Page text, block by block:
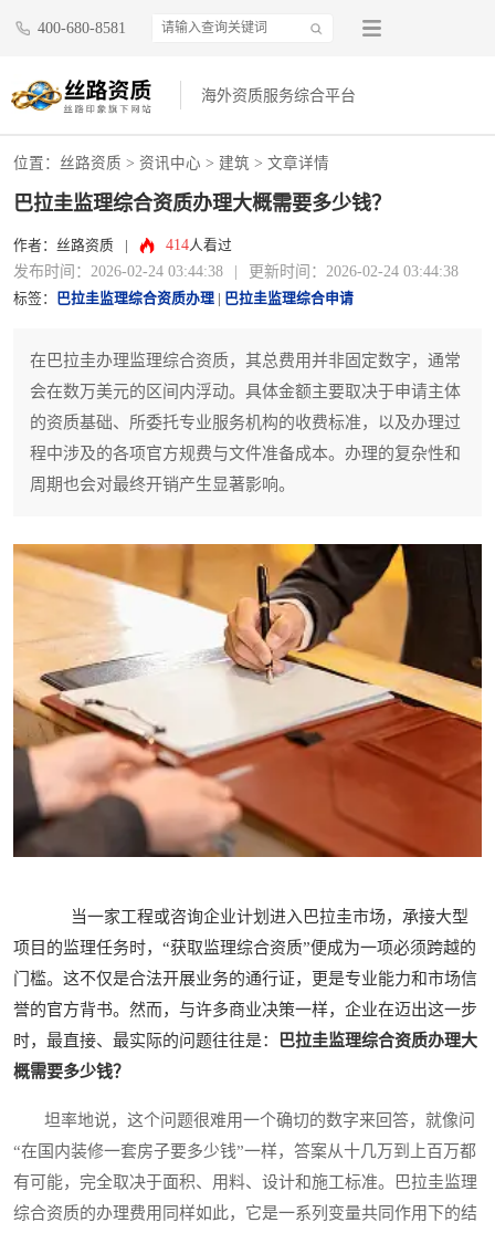
400-680-8581
海外资质服务综合平台
位置： 丝路资质 > 资讯中心 > 建筑 > 文章详情
巴拉圭监理综合资质办理大概需要多少钱？
作者：丝路资质 414人看过
发布时间：2026-02-24 03:44:38 更新时间：2026-02-24 03:44:38
标签： 巴拉圭监理综合资质办理 巴拉圭监理综合申请
在巴拉圭办理监理综合资质，其总费用并非固定数字，通常
会在数万美元的区间内浮动。具体金额主要取决于申请主体
的资质基础、所委托专业服务机构的收费标准，以及办理过
程中涉及的各项官方规费与文件准备成本。办理的复杂性和
周期也会对最终开销产生显著影响。
当一家工程或咨询企业计划进入巴拉圭市场，承接大型
项目的监理任务时，“获取监理综合资质”便成为一项必须跨越的
门槛。这不仅是合法开展业务的通行证，更是专业能力和市场信
誉的官方背书。然而，与许多商业决策一样，企业在迈出这一步
时，最直接、最实际的问题往往是：
巴拉圭监理综合资质办理大
概需要多少钱？
坦率地说，这个问题很难用一个确切的数字来回答，就像问
“在国内装修一套房子要多少钱”一样，答案从十几万到上百万都
有可能，完全取决于面积、用料、设计和施工标准。巴拉圭监理
综合资质的办理费用同样如此，它是一系列变量共同作用下的结